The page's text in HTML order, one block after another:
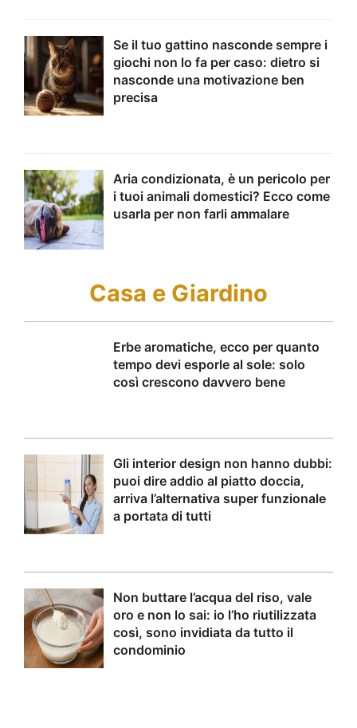
Se il tuo gattino nasconde sempre i
giochi non lo fa per caso: dietro si
nasconde una motivazione ben
precisa
Aria condizionata, è un pericolo per
i tuoi animali domestici? Ecco come
usarla per non farli ammalare
Casa e Giardino
Erbe aromatiche, ecco per quanto
tempo devi esporle al sole: solo
così crescono davvero bene
Gli interior design non hanno dubbi:
puoi dire addio al piatto doccia,
arriva l’alternativa super funzionale
a portata di tutti
Non buttare l’acqua del riso, vale
oro e non lo sai: io l’ho riutilizzata
così, sono invidiata da tutto il
condominio